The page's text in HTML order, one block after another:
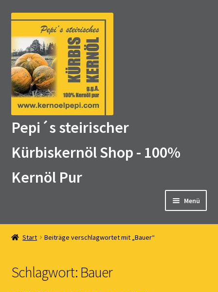
Zur
Navigation
springen
Zum
springen
Pepi´s steirischer
Kürbiskernöl Shop - 100%
Kernöl Pur
Menü
Home
Kernöl Pepi
Start Beiträge verschlagwortet mit „Bauer“
Schlagwort: Bauer